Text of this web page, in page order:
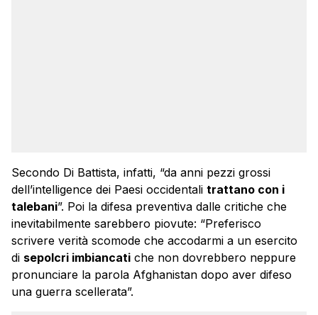
Secondo Di Battista, infatti, “da anni pezzi grossi
dell’intelligence dei Paesi occidentali trattano con i
talebani”. Poi la difesa preventiva dalle critiche che
inevitabilmente sarebbero piovute: “Preferisco
scrivere verità scomode che accodarmi a un esercito
di sepolcri imbiancati che non dovrebbero neppure
pronunciare la parola Afghanistan dopo aver difeso
una guerra scellerata”.